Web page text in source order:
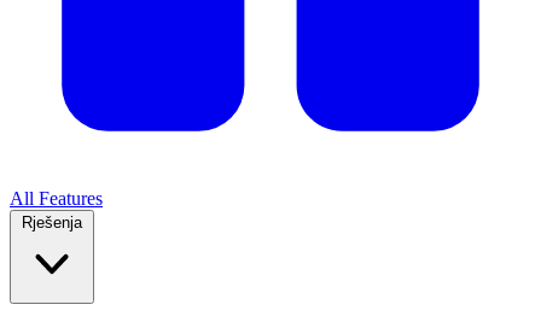
All Features
Rješenja